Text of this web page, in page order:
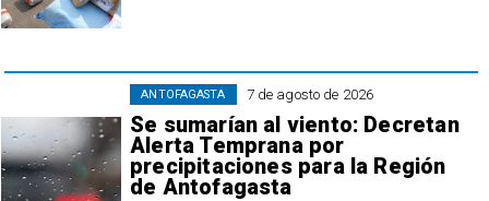
7 de agosto de 2026
Se sumarían al viento: Decretan
Alerta Temprana por
precipitaciones para la Región
de Antofagasta
ANTOFAGASTA